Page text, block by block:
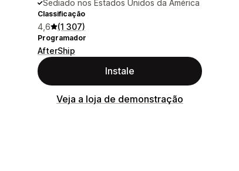
Sediado nos Estados Unidos da América
Classificação
4,6 (1 307)
Programador
AfterShip
Instale
Veja a loja de demonstração